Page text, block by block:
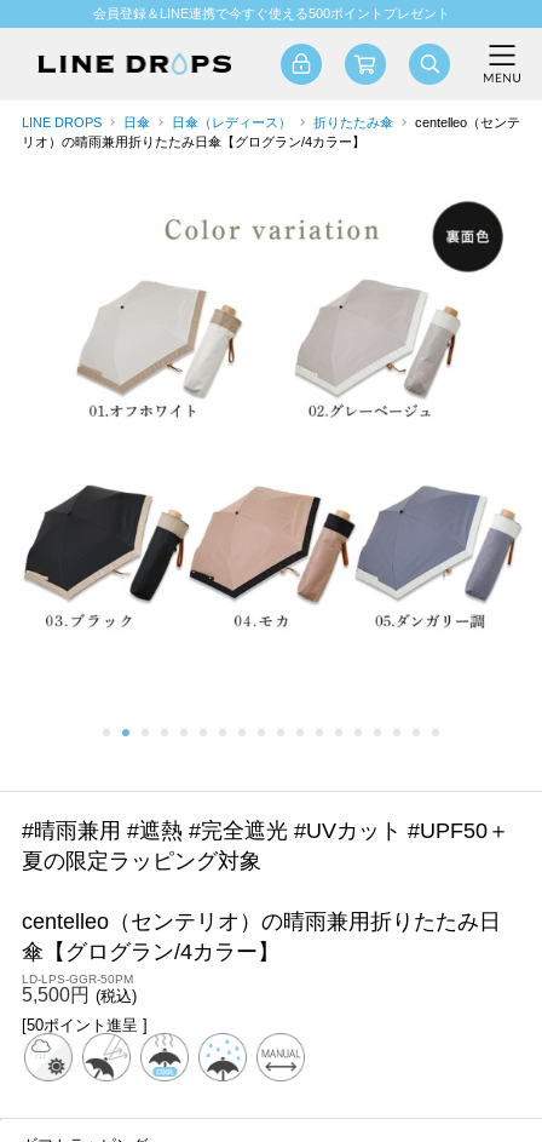
会員登録＆LINE連携で今すぐ使える500ポイントプレゼント
LINE DROPS 日傘 日傘（レディース） 折りたたみ傘
centelleo（センテ
リオ）の晴雨兼用折りたたみ日傘【グログラン/4カラー】
#晴雨兼用 #遮熱 #完全遮光 #UVカット #UPF50＋
夏の限定ラッピング対象
centelleo（センテリオ）の晴雨兼用折りたたみ日
傘【グログラン/4カラー】
LD-LPS-GGR-50PM
5,500円 (税込)
[50ポイント進呈 ]